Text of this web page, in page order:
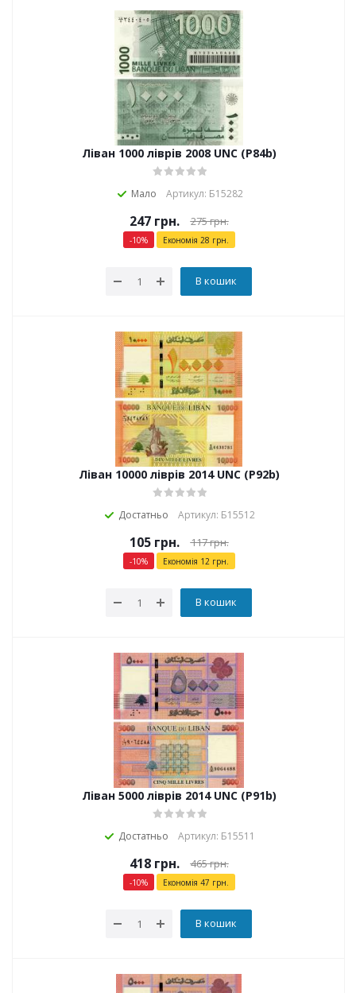
Ліван 1000 ліврів 2008 UNC (P84b)
Мало Артикул: Б15282
247грн. 275грн.
-10% Економія 28 грн.
В кошик
Ліван 10000 ліврів 2014 UNC (P92b)
Достатньо Артикул: Б15512
105грн. 117грн.
-10% Економія 12грн.
В кошик
Ліван 5000 ліврів 2014 UNC (P91b)
Достатньо Артикул: Б15511
418грн. 465грн.
-10% Економія 47 грн.
В кошик